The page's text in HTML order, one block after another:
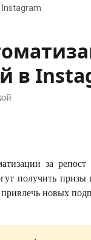
Instagram
в
за
получить
новых